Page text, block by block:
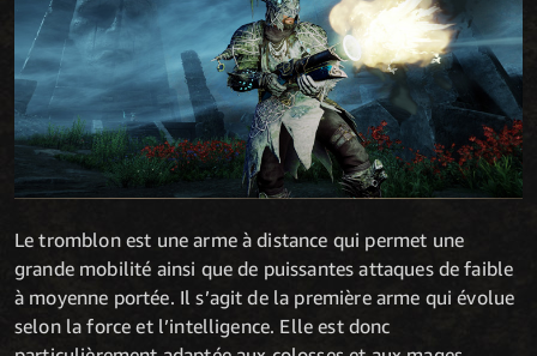
Le tromblon est une arme à distance qui permet une
grande mobilité ainsi que de puissantes attaques de faible
à moyenne portée. Il s’agit de la première arme qui évolue
selon la force et l’intelligence. Elle est donc